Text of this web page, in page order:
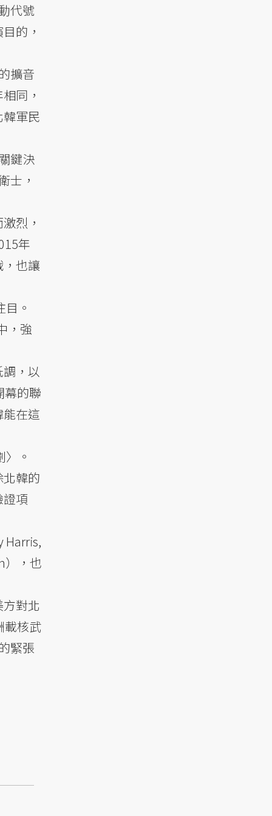
代號
的，
擴音
同，
軍民
鍵決
士，
烈，
年
也讓
。
，強
，以
幕的聯
在這
。
韓的
項
Harris,
），也
對北
載核武
緊張